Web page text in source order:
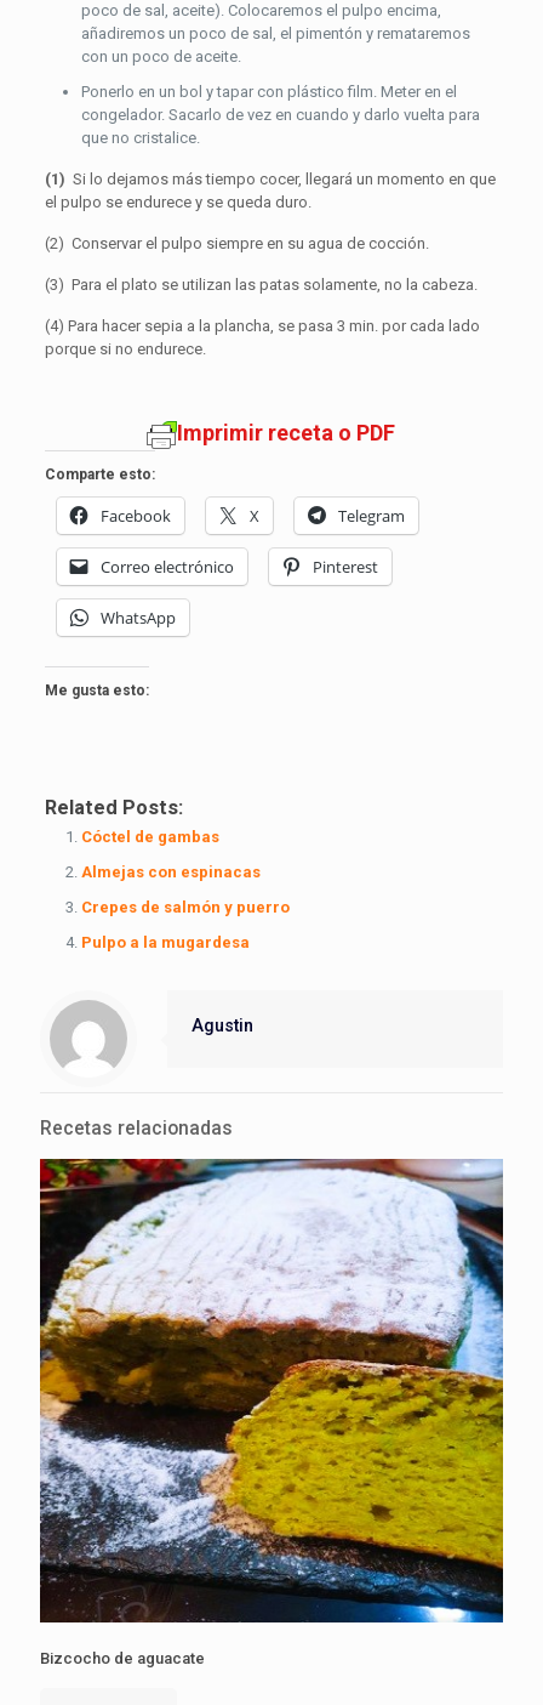
poco de sal, aceite). Colocaremos el pulpo encima,
añadiremos un poco de sal, el pimentón y remataremos
con un poco de aceite.
Ponerlo en un bol y tapar con plástico film. Meter en el
congelador. Sacarlo de vez en cuando y darlo vuelta para
que no cristalice.
(1) Si lo dejamos más tiempo cocer, llegará un momento en que
el pulpo se endurece y se queda duro.
(2) Conservar el pulpo siempre en su agua de cocción.
(3) Para el plato se utilizan las patas solamente, no la cabeza.
(4) Para hacer sepia a la plancha, se pasa 3 min. por cada lado
porque si no endurece.
Imprimir receta o PDF
Comparte esto:
Facebook X Telegram
Correo electrónico Pinterest
WhatsApp
Me gusta esto:
Related Posts:
Cóctel de gambas
Almejas con espinacas
Crepes de salmón y puerro
Pulpo a la mugardesa
Agustin
Recetas relacionadas
Bizcocho de aguacate